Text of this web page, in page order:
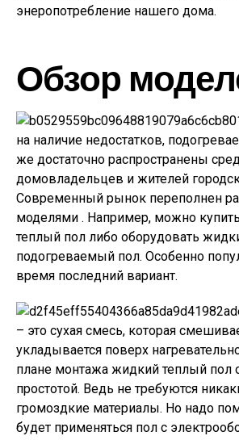
энеропотребление нашего дома.
Обзор
на наличие недостатков,
же достаточно распространены
домовладельцев и жителей
Современный рынок переполнен
моделями . Например, можно
теплый пол либо оборудовать
подогреваемый пол. Особенно
время последний вариант.
– это сухая смесь, которая
укладывается поверх
плане монтажа жидкий теплый пол
простотой. Ведь не требуются
громоздкие материалы. Но надо
будет применяться пол с